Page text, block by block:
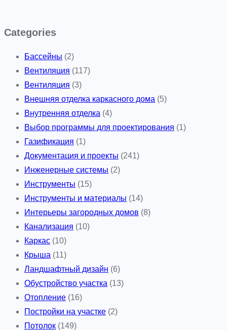
Categories
Бассейны (2)
Вентиляция (117)
Вентиляция (3)
Внешняя отделка каркасного дома (5)
Внутренняя отделка (4)
Выбор программы для проектирования (1)
Газификация (1)
Документация и проекты (241)
Инженерные системы (2)
Инструменты (15)
Инструменты и материалы (14)
Интерьеры загородных домов (8)
Канализация (10)
Каркас (10)
Крыша (11)
Ландшафтный дизайн (6)
Обустройство участка (13)
Отопление (16)
Постройки на участке (2)
Потолок (149)